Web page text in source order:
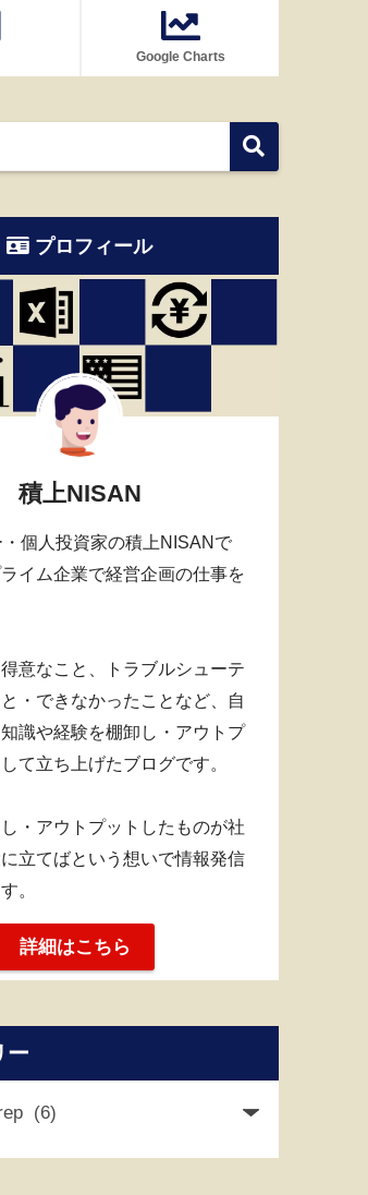
Google Charts
プロフィール
積上NISAN
個人投資家の積上NISANで
イム企業で経営企画の仕事を
意なこと、トラブルシューテ
・できなかったことなど、自
識や経験を棚卸し・アウトプ
て立ち上げたブログです。
・アウトプットしたものが社
立てばという想いで情報発信
。
詳細はこちら
ー